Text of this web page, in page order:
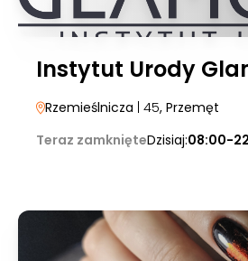
Instytut Urody
Rzemieślnicza | 45, Przemęt
Teraz zamknięteDzisiaj:08:00-